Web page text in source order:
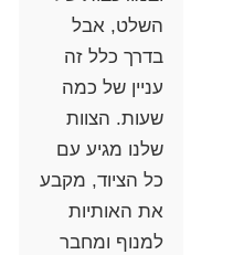
השלט, אבל
בדרך כלל זה
עניין של כמה
שעות. הצוות
שלנו מגיע עם
כל הציוד, מקבע
את האותיות
למנוף ומחבר